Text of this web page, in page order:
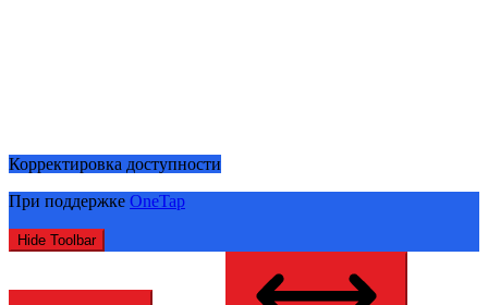
Корректировка доступности
При поддержке OneTap
Hide Toolbar